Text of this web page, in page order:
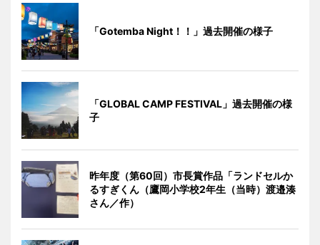
「Gotemba Night！！」過去開催の様子
「GLOBAL CAMP FESTIVAL」過去開催の様
子
昨年度（第60回）市長賞作品「ランドセルか
るすぎくん（鷹岡小学校2年生（当時）渡邉湊
さん／作）